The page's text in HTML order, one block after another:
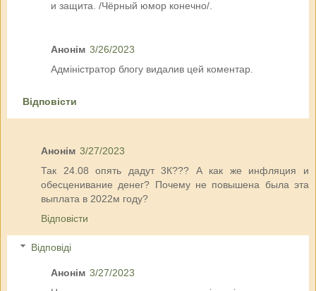
и защита. /Чёрный юмор конечно/.
Анонім 3/26/2023
Адміністратор блогу видалив цей коментар.
Відповісти
Анонім 3/27/2023
Так 24.08 опять дадут 3К??? А как же инфляция и
обесценивание денег? Почему не повышена была эта
выплата в 2022м году?
Відповісти
Відповіді
Анонім 3/27/2023